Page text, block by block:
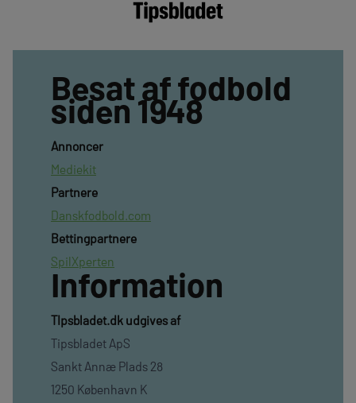
Besat af fodbold
siden 1948
Annoncer
Mediekit
Partnere
Danskfodbold.com
Bettingpartnere
SpilXperten
Information
TIpsbladet.dk udgives af
Tipsbladet ApS
Sankt Annæ Plads 28
1250 København K